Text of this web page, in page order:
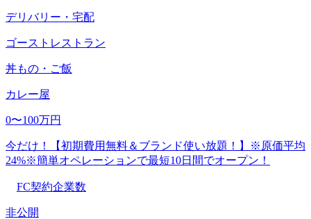
デリバリー・宅配
ゴーストレストラン
丼もの・ご飯
カレー屋
0〜100万円
今だけ！【初期費用無料＆ブランド使い放題！】※原価平均
24%※簡単オペレーションで最短10日間でオープン！
FC契約企業数
非公開